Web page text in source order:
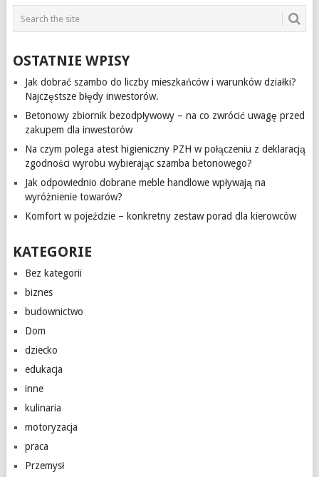
OSTATNIE WPISY
Jak dobrać szambo do liczby mieszkańców i warunków działki?
Najczęstsze błędy inwestorów.
Betonowy zbiornik bezodpływowy – na co zwrócić uwagę przed
zakupem dla inwestorów
Na czym polega atest higieniczny PZH w połączeniu z deklaracją
zgodności wyrobu wybierając szamba betonowego?
Jak odpowiednio dobrane meble handlowe wpływają na
wyróżnienie towarów?
Komfort w pojeździe – konkretny zestaw porad dla kierowców
KATEGORIE
Bez kategorii
biznes
budownictwo
Dom
dziecko
edukacja
inne
kulinaria
motoryzacja
praca
Przemysł